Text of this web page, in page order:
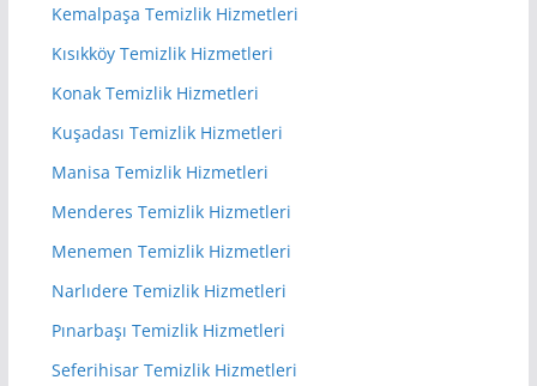
Kemalpaşa Temizlik Hizmetleri
Kısıkköy Temizlik Hizmetleri
Konak Temizlik Hizmetleri
Kuşadası Temizlik Hizmetleri
Manisa Temizlik Hizmetleri
Menderes Temizlik Hizmetleri
Menemen Temizlik Hizmetleri
Narlıdere Temizlik Hizmetleri
Pınarbaşı Temizlik Hizmetleri
Seferihisar Temizlik Hizmetleri